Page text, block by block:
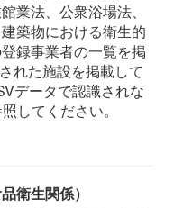
業法、公衆浴場法、
築物における衛生的
録事業者の一覧を掲
れた施設を掲載して
データで認識されな
してください。
衛生関係）